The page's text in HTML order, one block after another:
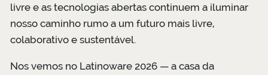
livre e as tecnologias abertas continuem a iluminar
nosso caminho rumo a um futuro mais livre,
colaborativo e sustentável.
Nos vemos no Latinoware 2026 — a casa da